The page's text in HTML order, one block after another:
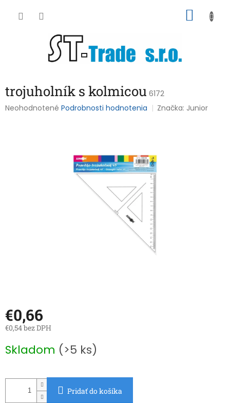
trojuholník s kolmicou 6172
Priemerné
Neohodnotené Podrobnosti hodnotenia Značka: Junior
€0,66
€0,54 bez DPH
cena:
Skladom (>5 ks)
Pridať do košíka